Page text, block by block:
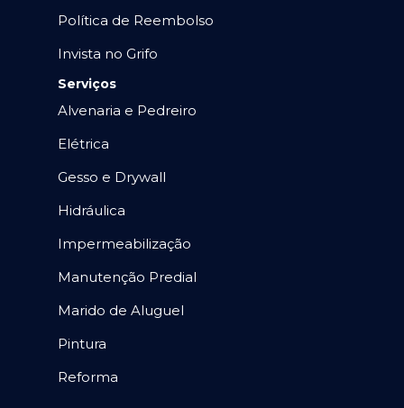
Política de Reembolso
Invista no Grifo
Serviços
Alvenaria e Pedreiro
Elétrica
Gesso e Drywall
Hidráulica
Impermeabilização
Manutenção Predial
Marido de Aluguel
Pintura
Reforma